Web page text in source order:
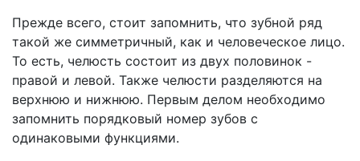
Прежде всего, стоит запомнить, что зубной ряд
такой же симметричный, как и человеческое лицо.
То есть, челюсть состоит из двух половинок -
правой и левой. Также челюсти разделяются на
верхнюю и нижнюю. Первым делом необходимо
запомнить порядковый номер зубов с
одинаковыми функциями.